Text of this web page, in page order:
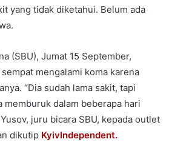
yang tidak diketahui. Belum ada
(SBU), Jumat 15 September,
mengalami koma karena
“Dia sudah lama sakit, tapi
memburuk dalam beberapa hari
juru bicara SBU, kepada outlet
dikutip KyivIndependent.